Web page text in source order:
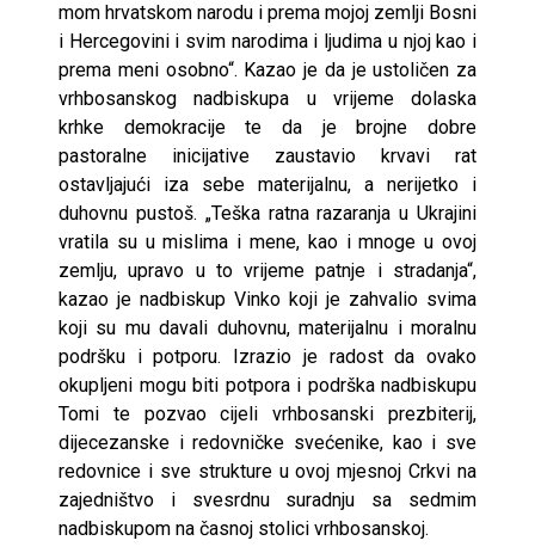
mom hrvatskom narodu i prema mojoj zemlji Bosni
i Hercegovini i svim narodima i ljudima u njoj kao i
prema meni osobno“. Kazao je da je ustoličen za
vrhbosanskog nadbiskupa u vrijeme dolaska
krhke demokracije te da je brojne dobre
pastoralne inicijative zaustavio krvavi rat
ostavljajući iza sebe materijalnu, a nerijetko i
duhovnu pustoš. „Teška ratna razaranja u Ukrajini
vratila su u mislima i mene, kao i mnoge u ovoj
zemlju, upravo u to vrijeme patnje i stradanja“,
kazao je nadbiskup Vinko koji je zahvalio svima
koji su mu davali duhovnu, materijalnu i moralnu
podršku i potporu. Izrazio je radost da ovako
okupljeni mogu biti potpora i podrška nadbiskupu
Tomi te pozvao cijeli vrhbosanski prezbiterij,
dijecezanske i redovničke svećenike, kao i sve
redovnice i sve strukture u ovoj mjesnoj Crkvi na
zajedništvo i svesrdnu suradnju sa sedmim
nadbiskupom na časnoj stolici vrhbosanskoj.